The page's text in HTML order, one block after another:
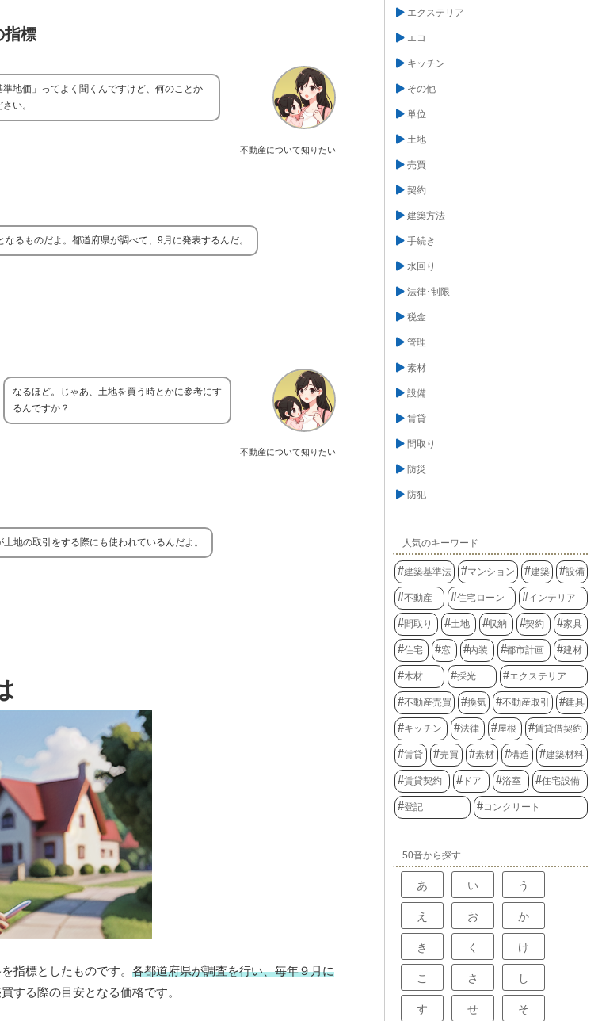
指標
不動産について知りたい
準地価」ってよく聞くんですけど、何のことか
い。
るものだよ。都道府県が調べて、9月に発表するんだ。
不動産について知りたい
なるほど。じゃあ、土地を買う時とかに参考にす
るんですか？
地の取引をする際にも使われているんだよ。
指標としたものです。 各都道府県が調査を行い、毎年９月に
する際の目安となる価格です。
エクステリア
エコ
キッチン
その他
単位
土地
売買
契約
建築方法
手続き
水回り
法律･制限
税金
管理
素材
設備
賃貸
間取り
防災
防犯
人気のキーワード
建築基準法 マンション 建築 設備
不動産 住宅ローン インテリア
間取り 土地 収納 契約 家具
住宅 窓 内装 都市計画 建材
木材 採光 エクステリア
不動産売買 換気 不動産取引 建具
キッチン 法律 屋根 賃貸借契約
賃貸 売買 素材 構造 建築材料
賃貸契約 ドア 浴室 住宅設備
登記 コンクリート
50音から探す
あ い う
え お か
き く け
こ さ し
す せ そ